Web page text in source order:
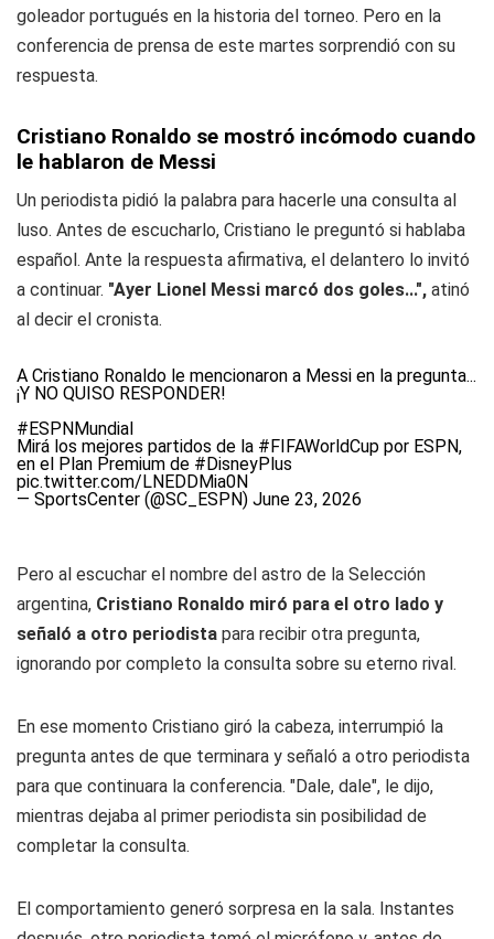
goleador portugués en la historia del torneo. Pero en la
conferencia de prensa de este martes sorprendió con su
respuesta.
Cristiano Ronaldo se mostró incómodo cuando
le hablaron de Messi
Un periodista pidió la palabra para hacerle una consulta al
luso. Antes de escucharlo, Cristiano le preguntó si hablaba
español. Ante la respuesta afirmativa, el delantero lo invitó
a continuar. "Ayer Lionel Messi marcó dos goles...", atinó
al decir el cronista.
A Cristiano Ronaldo le mencionaron a Messi en la pregunta...
¡Y NO QUISO RESPONDER!
#ESPNMundial
Mirá los mejores partidos de la #FIFAWorldCup por ESPN,
en el Plan Premium de #DisneyPlus
pic.twitter.com/LNEDDMia0N
— SportsCenter (@SC_ESPN) June 23, 2026
Pero al escuchar el nombre del astro de la Selección
argentina, Cristiano Ronaldo miró para el otro lado y
señaló a otro periodista para recibir otra pregunta,
ignorando por completo la consulta sobre su eterno rival.
En ese momento Cristiano giró la cabeza, interrumpió la
pregunta antes de que terminara y señaló a otro periodista
para que continuara la conferencia. "Dale, dale", le dijo,
mientras dejaba al primer periodista sin posibilidad de
completar la consulta.
El comportamiento generó sorpresa en la sala. Instantes